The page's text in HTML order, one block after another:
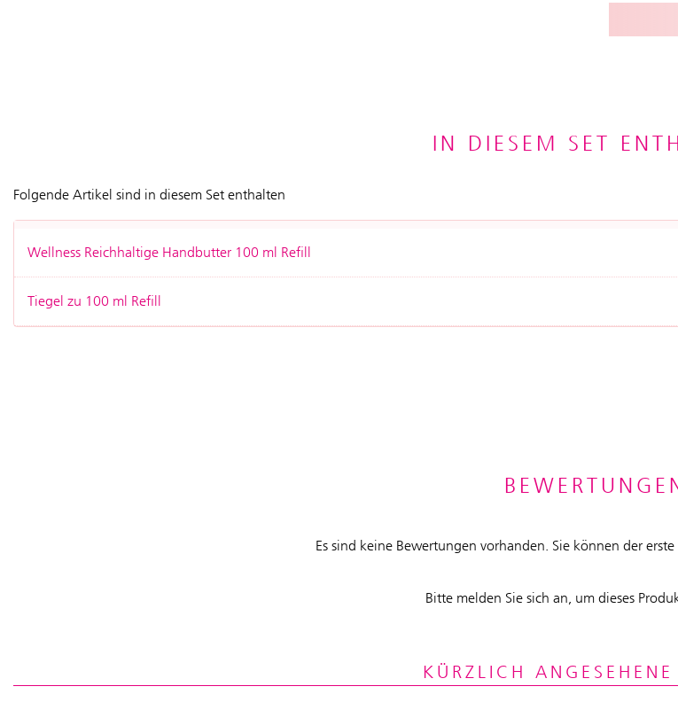
IN DIESEM SET
Folgende Artikel sind in diesem Set enthalten
Wellness Reichhaltige Handbutter 100 ml Refill
Tiegel zu 100 ml Refill
Es sind keine Bewertungen vorhanden. Sie können der
Bitte melden Sie sich an, um dieses
KÜRZLICH